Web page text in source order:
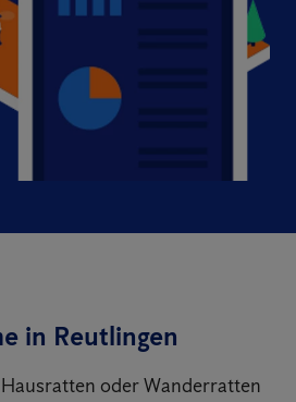
in Reutlingen
oder Wanderratten